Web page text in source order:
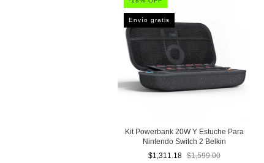
Envío gratis
Kit Powerbank 20W Y Estuche Para
Nintendo Switch 2 Belkin
$1,311.18 $1,599.00